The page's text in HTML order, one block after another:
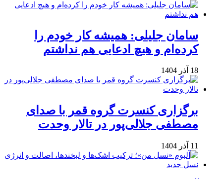
سامان جلیلی: همیشه کار خودم را
کرده‌ام و هیچ ادعایی هم نداشتم
18 آذر 1404
برگزاری کنسرت گروه قمر با صدای
مصطفی جلالی‌پور در تالار وحدت
11 آذر 1404